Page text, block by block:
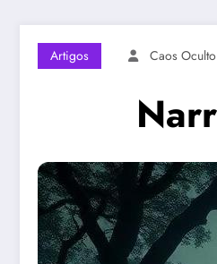
Artigos Caos Oculto